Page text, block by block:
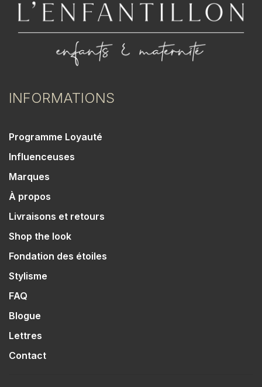
INFORMATIONS
Programme Loyauté
Influenceuses
Marques
À propos
Livraisons et retours
Shop the look
Fondation des étoiles
Stylisme
FAQ
Blogue
Lettres
Contact